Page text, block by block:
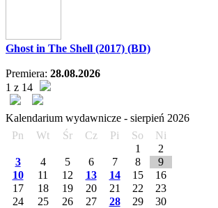
Ghost in The Shell (2017) (BD)
Premiera: 28.08.2026
1 z 14
Kalendarium wydawnicze - sierpień 2026
Pn
Wt Śr Cz Pi So
Ni
1
2
3
4 5 6 7 8
9
10
11 12 13 14 15
16
17
18 19 20 21 22
23
24
25 26 27 28 29
30